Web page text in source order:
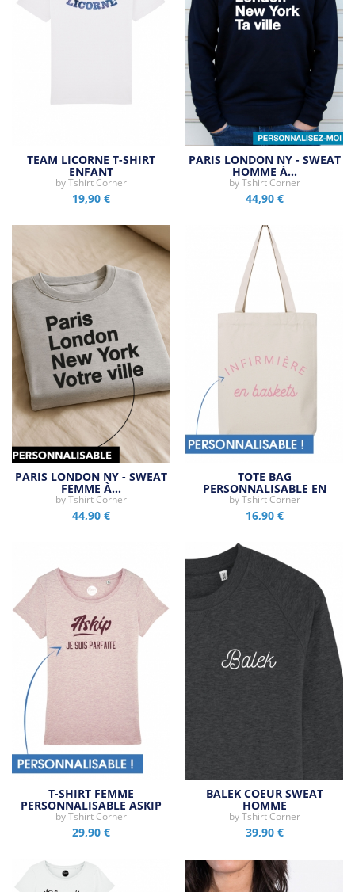
TEAM LICORNE T-SHIRT
ENFANT
byTshirt Corner
19,90 €
PARIS LONDON NY - SWEAT
HOMME À…
byTshirt Corner
44,90 €
PARIS LONDON NY - SWEAT
FEMME À…
byTshirt Corner
44,90 €
TOTE BAG
PERSONNALISABLE EN
BASKETS
byTshirt Corner
16,90 €
T-SHIRT FEMME
PERSONNALISABLE ASKIP
byTshirt Corner
29,90 €
BALEK COEUR SWEAT
HOMME
byTshirt Corner
39,90 €